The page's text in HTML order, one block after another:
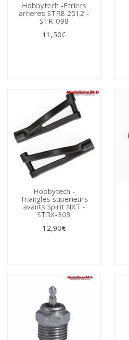
Hobbytech -Etriers
arrieres STR8 2012 -
STR-098
11,50€
Hobbytech -
Triangles superieurs
avants Spirit NXT -
STRX-303
12,90€